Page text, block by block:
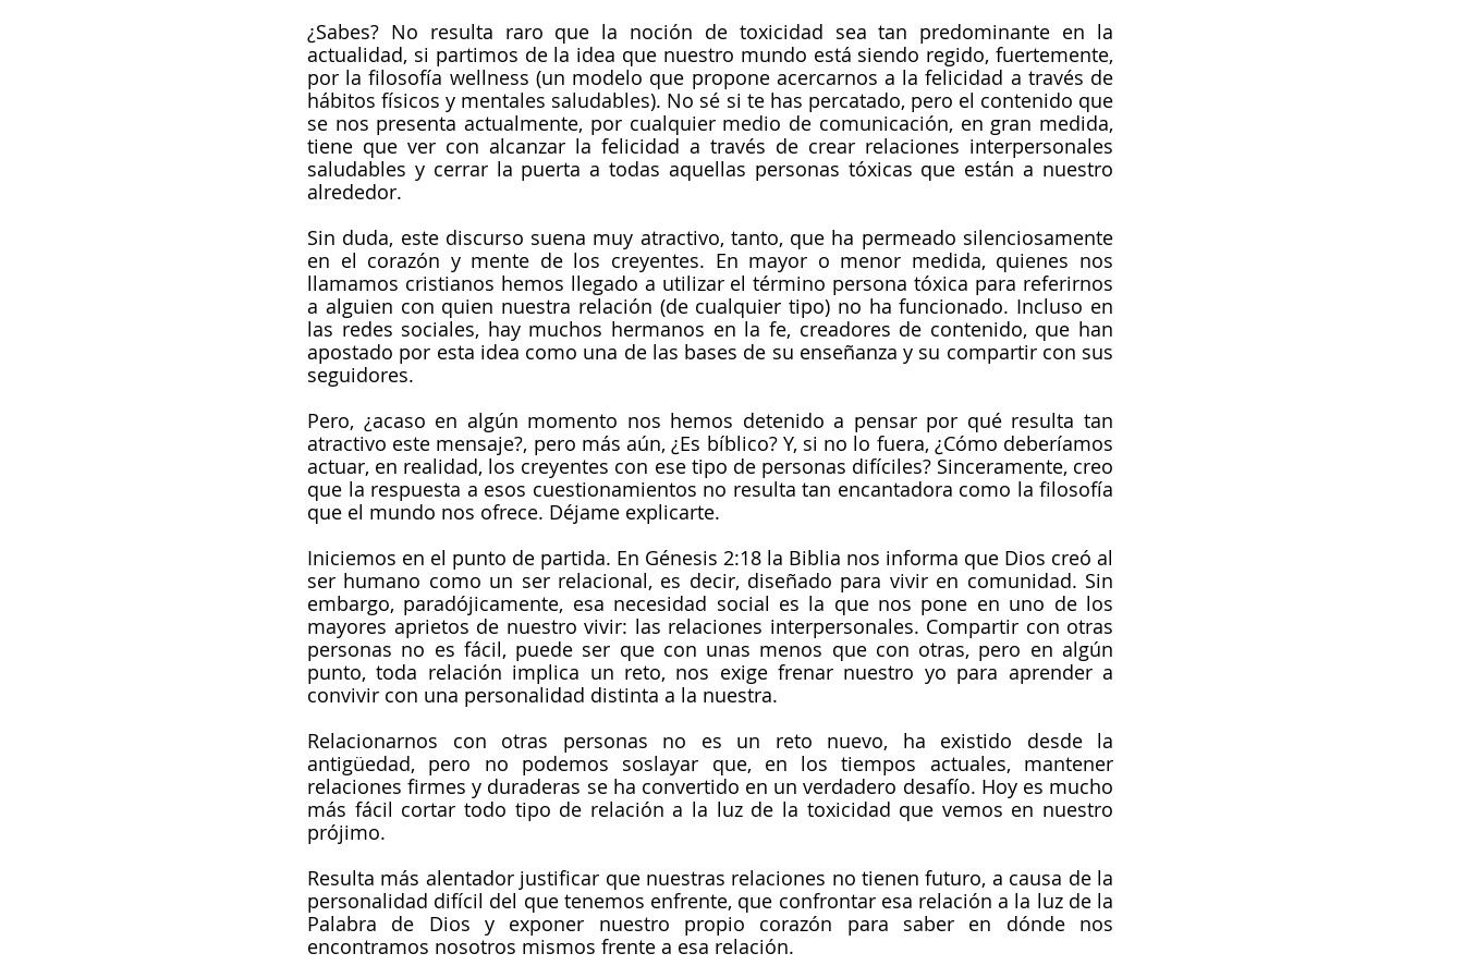
¿Sabes? No resulta raro que la noción de toxicidad sea tan predominante en la
actualidad, si partimos de la idea que nuestro mundo está siendo regido, fuertemente,
por la filosofía wellness (un modelo que propone acercarnos a la felicidad a través de
hábitos físicos y mentales saludables). No sé si te has percatado, pero el contenido que
se nos presenta actualmente, por cualquier medio de comunicación, en gran medida,
tiene que ver con alcanzar la felicidad a través de crear relaciones interpersonales
saludables y cerrar la puerta a todas aquellas personas tóxicas que están a nuestro
alrededor.
Sin duda, este discurso suena muy atractivo, tanto, que ha permeado silenciosamente
en el corazón y mente de los creyentes. En mayor o menor medida, quienes nos
llamamos cristianos hemos llegado a utilizar el término persona tóxica para referirnos
a alguien con quien nuestra relación (de cualquier tipo) no ha funcionado. Incluso en
las redes sociales, hay muchos hermanos en la fe, creadores de contenido, que han
apostado por esta idea como una de las bases de su enseñanza y su compartir con sus
seguidores.
Pero, ¿acaso en algún momento nos hemos detenido a pensar por qué resulta tan
atractivo este mensaje?, pero más aún, ¿Es bíblico? Y, si no lo fuera, ¿Cómo deberíamos
actuar, en realidad, los creyentes con ese tipo de personas difíciles? Sinceramente, creo
que la respuesta a esos cuestionamientos no resulta tan encantadora como la filosofía
que el mundo nos ofrece. Déjame explicarte.
Iniciemos en el punto de partida. En Génesis 2:18 la Biblia nos informa que Dios creó al
ser humano como un ser relacional, es decir, diseñado para vivir en comunidad. Sin
embargo, paradójicamente, esa necesidad social es la que nos pone en uno de los
mayores aprietos de nuestro vivir: las relaciones interpersonales. Compartir con otras
personas no es fácil, puede ser que con unas menos que con otras, pero en algún
punto, toda relación implica un reto, nos exige frenar nuestro yo para aprender a
convivir con una personalidad distinta a la nuestra.
Relacionarnos con otras personas no es un reto nuevo, ha existido desde la
antigüedad, pero no podemos soslayar que, en los tiempos actuales, mantener
relaciones firmes y duraderas se ha convertido en un verdadero desafío. Hoy es mucho
más fácil cortar todo tipo de relación a la luz de la toxicidad que vemos en nuestro
prójimo.
Resulta más alentador justificar que nuestras relaciones no tienen futuro, a causa de la
personalidad difícil del que tenemos enfrente, que confrontar esa relación a la luz de la
Palabra de Dios y exponer nuestro propio corazón para saber en dónde nos
encontramos nosotros mismos frente a esa relación.